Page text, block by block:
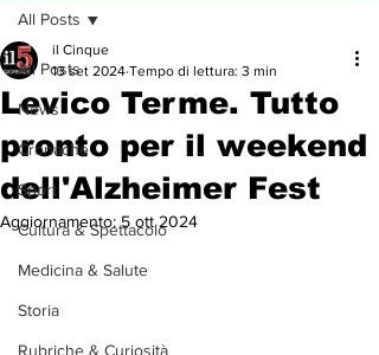
All Posts
News
Cronache
Sport
Cultura & Spettacolo
Medicina & Salute
Storia
Rubriche & Curiosità
All Posts
Levico Terme. Tutto
pronto per il weekend
dell'Alzheimer Fest
il Cinque
13 set 2024 Tempo di lettura: 3 min
Aggiornamento:5 ott 2024